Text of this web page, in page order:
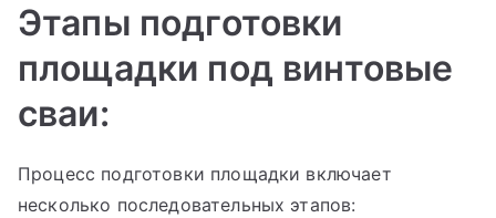
Этапы подготовки
площадки под винтовые
сваи:
Процесс подготовки площадки включает
несколько последовательных этапов: